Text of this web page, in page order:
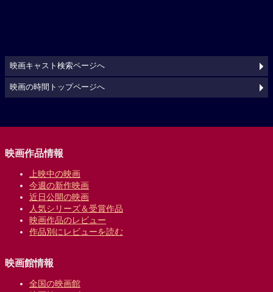
映画キャスト検索ページへ
映画の時間トップページへ
映画作品情報
上映中の映画
今週の新作映画
近日公開の映画
人気シリーズ＆受賞作品
映画作品のレビュー
作品別にレビューを読む
映画館情報
全国の映画館